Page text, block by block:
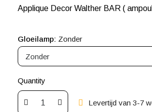
Applique Decor Walther BAR (
Gloeilamp Zonder
Quantity
Levertijd van 3-7